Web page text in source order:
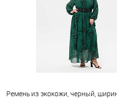
Ремень из экокожи, черный,